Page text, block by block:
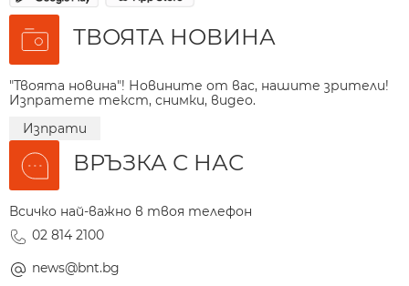
ТВОЯТА НОВИНА
"Твоята новина"! Новините от вас, нашите зрители!
Изпратете текст, снимки, видео.
Изпрати
ВРЪЗКА С НАС
Всичко най-важно в твоя телефон
02 814 2100
news@bnt.bg